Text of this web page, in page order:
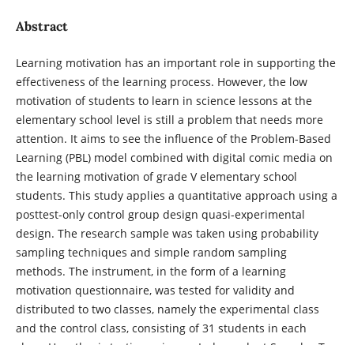
Abstract
Learning motivation has an important role in supporting the
effectiveness of the learning process. However, the low
motivation of students to learn in science lessons at the
elementary school level is still a problem that needs more
attention. It aims to see the influence of the Problem-Based
Learning (PBL) model combined with digital comic media on
the learning motivation of grade V elementary school
students. This study applies a quantitative approach using a
posttest-only control group design quasi-experimental
design. The research sample was taken using probability
sampling techniques and simple random sampling
methods. The instrument, in the form of a learning
motivation questionnaire, was tested for validity and
distributed to two classes, namely the experimental class
and the control class, consisting of 31 students in each